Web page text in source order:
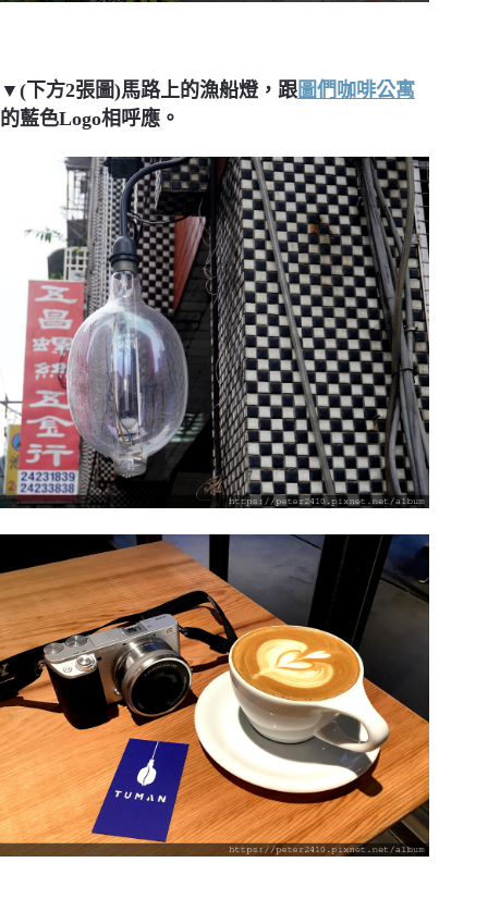
▼(下方2張圖)馬路上的漁船燈，跟圖們咖啡公寓
的藍色Logo相呼應。